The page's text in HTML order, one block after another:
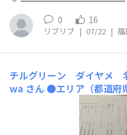
0 16
リブリブ | 07/22 |
チルグリーン ダイヤメ
wa さん ●エリア（都道
めるお酒 チルグリーン
ホップのチルグリーン、
いも美味しいですし静か